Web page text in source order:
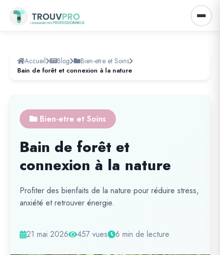
Accueil Blog Bien-etre et Soins
Bain de forêt et connexion à la nature
Bien-etre et Soins
Bain de forêt et
connexion à la nature
Profiter des bienfaits de la nature pour réduire stress,
anxiété et retrouver énergie.
21 mai 2026 457 vues 6 min de lecture